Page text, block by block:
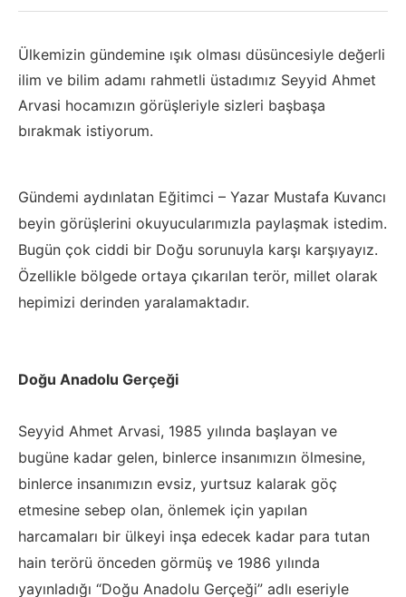
Ülkemizin gündemine ışık olması düsüncesiyle değerli
ilim ve bilim adamı rahmetli üstadımız Seyyid Ahmet
Arvasi hocamızın görüşleriyle sizleri başbaşa
bırakmak istiyorum.
Gündemi aydınlatan Eğitimci – Yazar Mustafa Kuvancı
beyin görüşlerini okuyucularımızla paylaşmak istedim.
Bugün çok ciddi bir Doğu sorunuyla karşı karşıyayız.
Özellikle bölgede ortaya çıkarılan terör, millet olarak
hepimizi derinden yaralamaktadır.
Doğu Anadolu Gerçeği
Seyyid Ahmet Arvasi, 1985 yılında başlayan ve
bugüne kadar gelen, binlerce insanımızın ölmesine,
binlerce insanımızın evsiz, yurtsuz kalarak göç
etmesine sebep olan, önlemek için yapılan
harcamaları bir ülkeyi inşa edecek kadar para tutan
hain terörü önceden görmüş ve 1986 yılında
yayınladığı “Doğu Anadolu Gerçeği” adlı eseriyle